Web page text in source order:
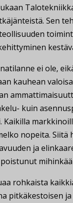
Sen
ei ole,
kauhean
kuin
Kaikilla
nopeita. Siitä
ja
rohkaista
pitkäkestoisen ja